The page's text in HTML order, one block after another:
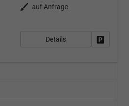
Außenfarbe
auf Anfrage
Details